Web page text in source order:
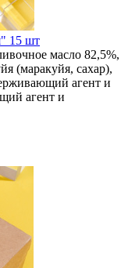
15 шт
масло 82,5%,
(маракуйя, сахар),
агент и
агент и